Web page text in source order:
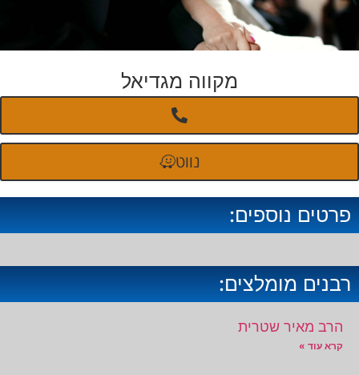
מקווה מגדיאל
נווט
פרטים נוספים:
רבנים מומלצים:
הרב מאיר שטרית
קרא עוד »